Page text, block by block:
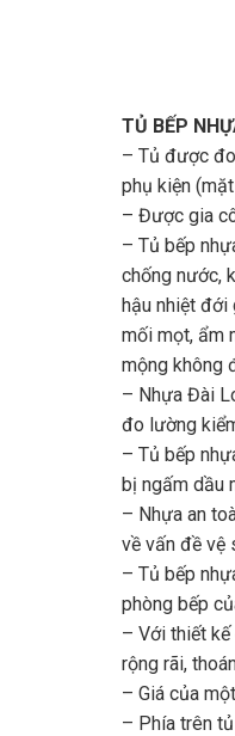
TỦ BẾP
– Tủ được
phụ kiện
– Được gia
– Tủ bếp
chống nước,
hậu nhiệt đới
mối mọt, ẩm
mộng không
– Nhựa Đài
đo lường
– Tủ bếp
bị ngấm dầu
– Nhựa an
về vấn đề vệ
– Tủ bếp
phòng bếp
– Với thiết kế
rộng rãi,
– Giá của
– Phía trên